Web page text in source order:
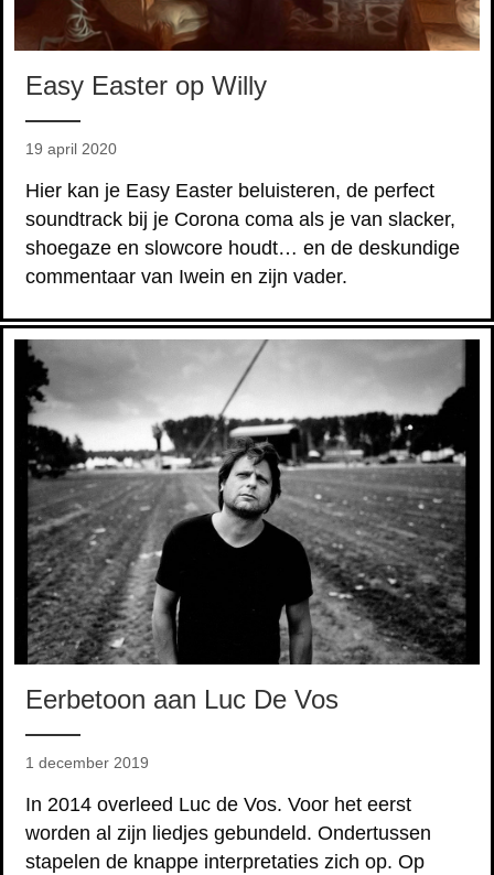
Easy Easter op Willy
19 april 2020
Hier kan je Easy Easter beluisteren, de perfect
soundtrack bij je Corona coma als je van slacker,
shoegaze en slowcore houdt… en de deskundige
commentaar van Iwein en zijn vader.
Eerbetoon aan Luc De Vos
1 december 2019
In 2014 overleed Luc de Vos. Voor het eerst
worden al zijn liedjes gebundeld. Ondertussen
stapelen de knappe interpretaties zich op. Op